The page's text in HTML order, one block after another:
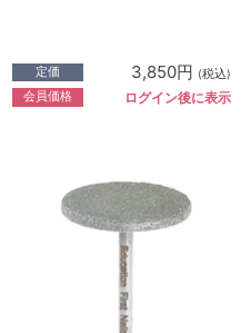
定価 3,850円 (税込)
会員価格 ログイン後に表示